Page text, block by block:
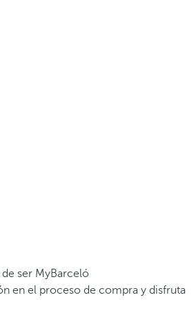
de ser MyBarceló
en el proceso de compra y disfruta